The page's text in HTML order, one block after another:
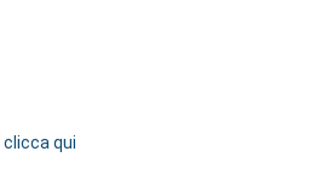
clicca qui